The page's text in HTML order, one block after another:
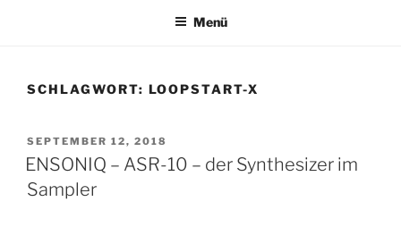
Menü
SCHLAGWORT: LOOPSTART-X
VERÖFFENTLICHT
AM
SEPTEMBER 12, 2018
ENSONIQ – ASR-10 – der Synthesizer im
Sampler